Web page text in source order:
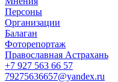
Персоны
Организации
Балаган
Фоторепортаж
Православная Астрахань
+7 927 563 66 57
79275636657@yandex.ru